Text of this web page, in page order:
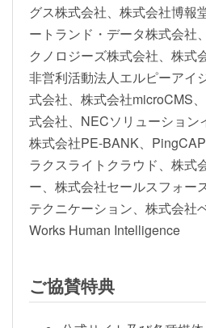
グス株式会社、株式会社博報
ートランド・データ株式会社
クノロジーズ株式会社、株式
非営利活動法人エルピーアイ
式会社、株式会社microCMS
式会社、NECソリューション
株式会社PE-BANK、
ラクスライトクラウド、株式
ー、株式会社セールスフォー
テクニケーション、株式会社
Works Human Intelligence
ご協賛特典